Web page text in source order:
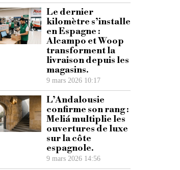
Le dernier
kilomètre s’installe
en Espagne :
Alcampo et Woop
transforment la
livraison depuis les
magasins.
9 mars 2026 10:17
L’Andalousie
confirme son rang :
Meliá multiplie les
ouvertures de luxe
sur la côte
espagnole.
9 mars 2026 14:56